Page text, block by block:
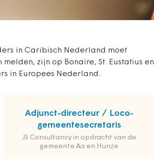
in Caribisch Nederland moet
zijn op Bonaire, St. Eustatius en
in Europees Nederland.
Adjunct-directeur / Loco-
gemeentesecretaris
JS Consultancy in opdracht van de
gemeente Aa en Hunze